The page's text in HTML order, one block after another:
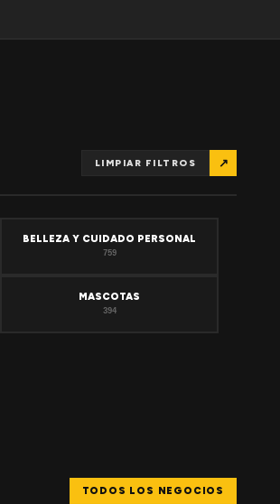
LIMPIAR FILTROS ↗
BELLEZA Y CUIDADO PERSONAL
759
MASCOTAS
394
TODOS LOS NEGOCIOS